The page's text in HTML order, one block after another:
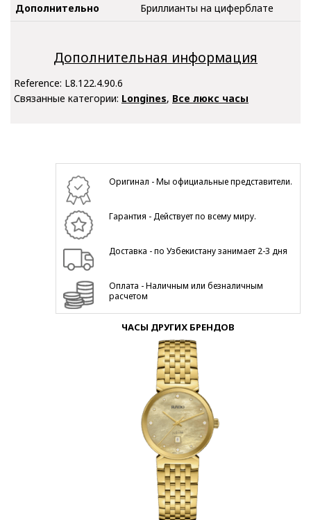
Дополнительно
Бриллианты на циферблате
Дополнительная информация
Reference: L8.122.4.90.6
Связанные категории: Longines, Все люкс часы
Оригинал - Мы официальные представители.
Гарантия - Действует по всему миру.
Доставка - по Узбекистану занимает 2-3 дня
Оплата - Наличным или безналичным
расчетом
ЧАСЫ ДРУГИХ БРЕНДОВ